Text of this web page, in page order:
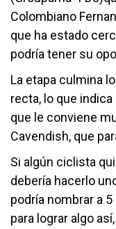
Colombiano
que ha estado
podría tener su
La etapa culmina
recta, lo que
que le conviene
Cavendish, que
Si algún ciclista
debería hacerlo
podría nombrar a
para lograr algo